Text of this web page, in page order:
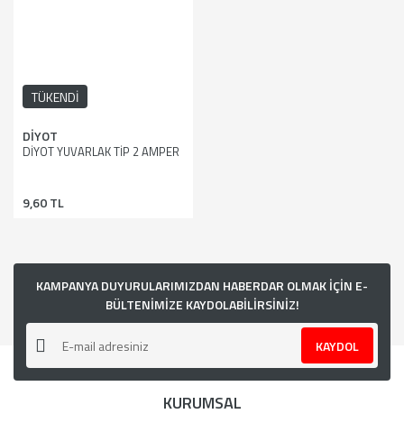
TÜKENDİ
DİYOT
DİYOT YUVARLAK TİP 2 AMPER
9,60 TL
KAMPANYA DUYURULARIMIZDAN HABERDAR OLMAK İÇİN E-
BÜLTENİMİZE KAYDOLABİLİRSİNİZ!
KAYDOL
KURUMSAL